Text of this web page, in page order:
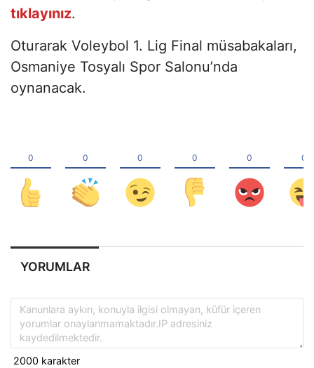
tıklayınız.
Oturarak Voleybol 1. Lig Final müsabakaları,
Osmaniye Tosyalı Spor Salonu’nda
oynanacak.
YORUMLAR